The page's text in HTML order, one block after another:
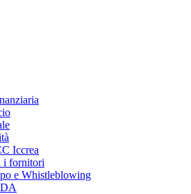
Iccrea
i fornitori
e Whistleblowing